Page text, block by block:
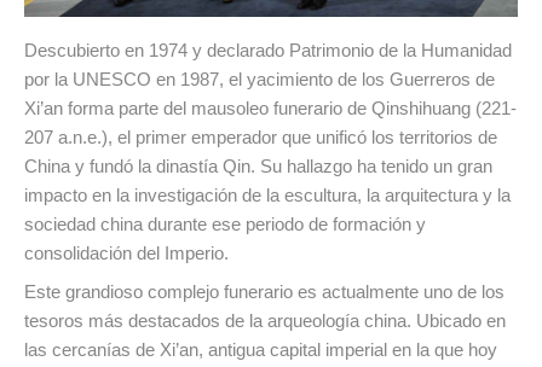
Descubierto en 1974 y declarado Patrimonio de la Humanidad
por la UNESCO en 1987, el yacimiento de los Guerreros de
Xi’an forma parte del mausoleo funerario de Qinshihuang (221-
207 a.n.e.), el primer emperador que unificó los territorios de
China y fundó la dinastía Qin. Su hallazgo ha tenido un gran
impacto en la investigación de la escultura, la arquitectura y la
sociedad china durante ese periodo de formación y
consolidación del Imperio.
Este grandioso complejo funerario es actualmente uno de los
tesoros más destacados de la arqueología china. Ubicado en
las cercanías de Xi’an, antigua capital imperial en la que hoy